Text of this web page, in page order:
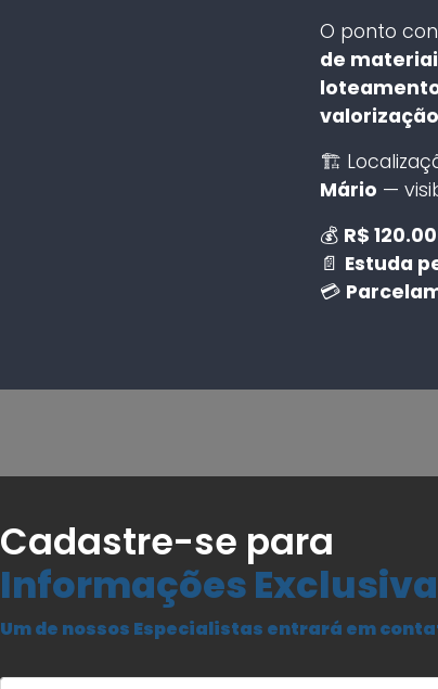
O ponto
de
valorização
🏗️
Mário —
💰 R$
📄 Estuda
💳
Cadastre-se para
Informações
Um de nossos Especialistas entrará em